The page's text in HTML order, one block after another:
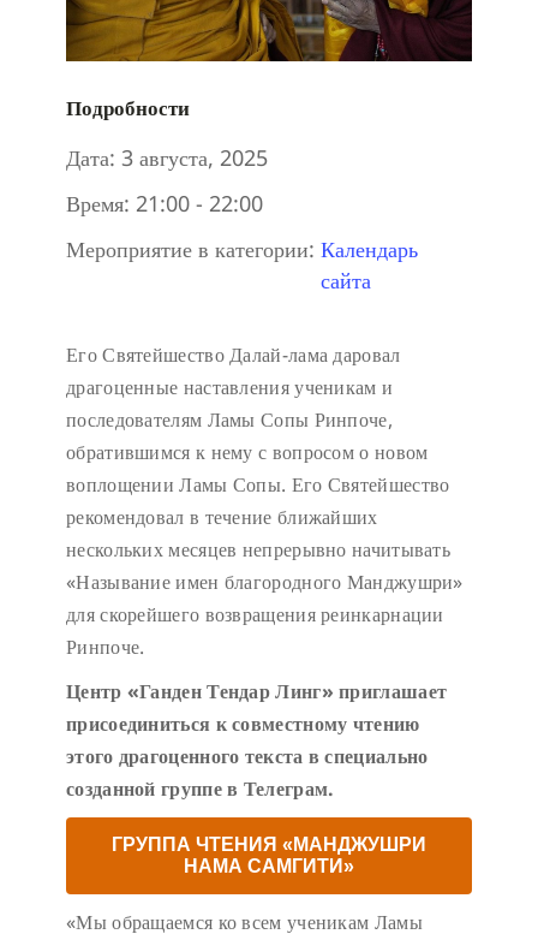
Подробности
Дата: 3 августа, 2025
Время: 21:00 - 22:00
Мероприятие в категории: Календарь
сайта
Его Святейшество Далай-лама даровал
драгоценные наставления ученикам и
последователям Ламы Сопы Ринпоче,
обратившимся к нему с вопросом о новом
воплощении Ламы Сопы. Его Святейшество
рекомендовал в течение ближайших
нескольких месяцев непрерывно начитывать
«Называние имен благородного Манджушри»
для скорейшего возвращения реинкарнации
Ринпоче.
Центр «Ганден Тендар Линг» приглашает
присоединиться к совместному чтению
этого драгоценного текста в специально
созданной группе в Телеграм.
ГРУППА ЧТЕНИЯ «МАНДЖУШРИ
НАМА САМГИТИ»
«Мы обращаемся ко всем ученикам Ламы